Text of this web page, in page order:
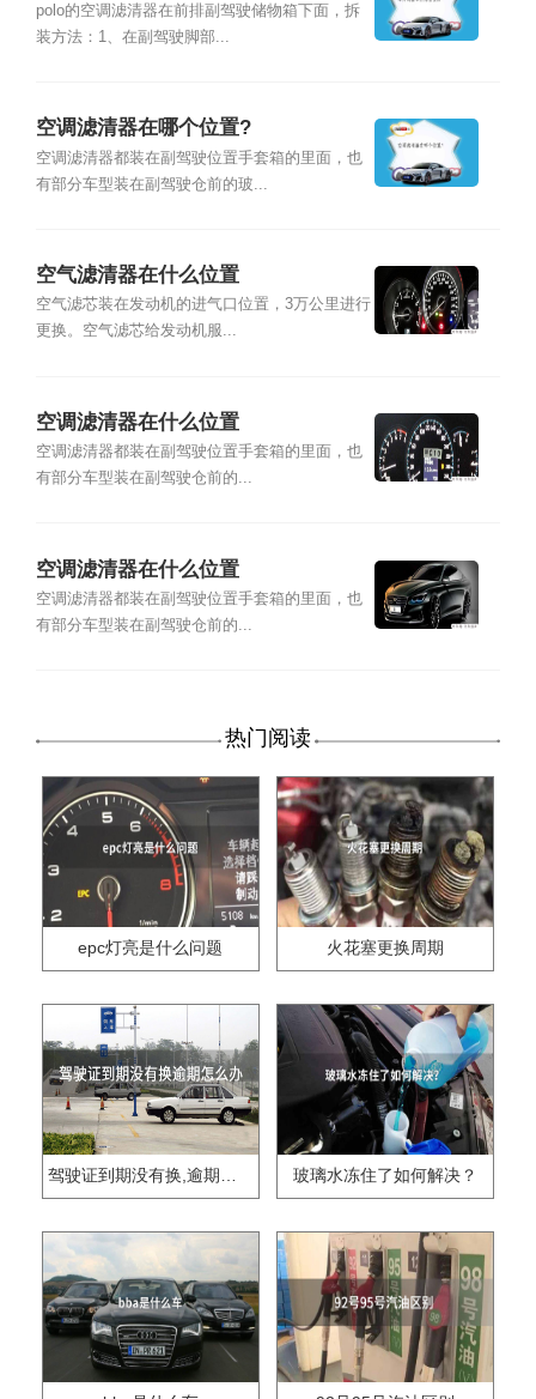
polo的空调滤清器在前排副驾驶储物箱下面，拆
装方法：1、在副驾驶脚部...
空调滤清器在哪个位置?
空调滤清器都装在副驾驶位置手套箱的里面，也
有部分车型装在副驾驶仓前的玻...
空气滤清器在什么位置
空气滤芯装在发动机的进气口位置，3万公里进行
更换。空气滤芯给发动机服...
空调滤清器在什么位置
空调滤清器都装在副驾驶位置手套箱的里面，也
有部分车型装在副驾驶仓前的...
空调滤清器在什么位置
空调滤清器都装在副驾驶位置手套箱的里面，也
有部分车型装在副驾驶仓前的...
热门阅读
epc灯亮是什么问题 火花塞更换周期
驾驶证到期没有换,逾期怎么办?? 玻璃水冻住了如何解决？